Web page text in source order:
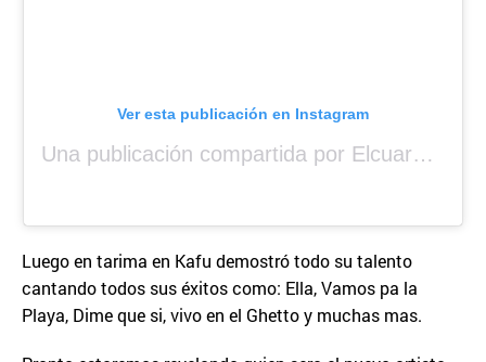
Ver esta publicación en Instagram
Una publicación compartida por Elcuara (@elcuara.25)
Luego en tarima en Kafu demostró todo su talento
cantando todos sus éxitos como: Ella, Vamos pa la
Playa, Dime que si, vivo en el Ghetto y muchas mas.